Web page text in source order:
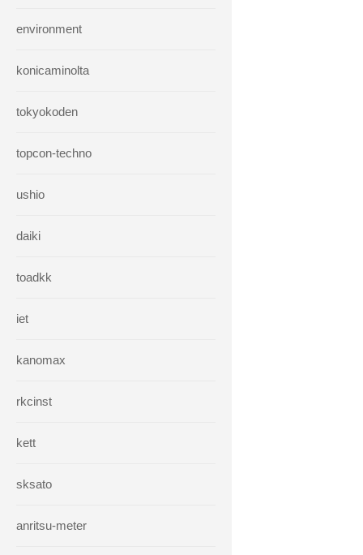
environment
konicaminolta
tokyokoden
topcon-techno
ushio
daiki
toadkk
iet
kanomax
rkcinst
kett
sksato
anritsu-meter